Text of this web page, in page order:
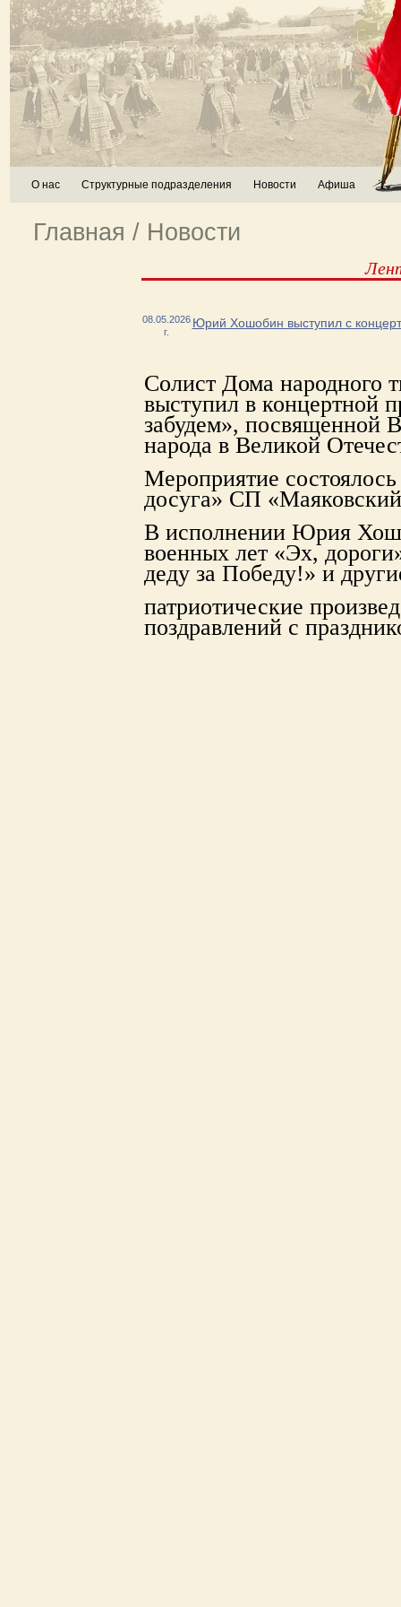
О нас Структурные подразделения Новости Афиша
Главная / Новости
08.05.2026
г.
Юрий Хошобин выступил с
Солист Дома народного
выступил в концертной
забудем», посвященной
народа в Великой
Мероприятие
досуга» СП
В исполнении Юрия
военных лет «Эх,
деду за Победу!» и
патриотические
поздравлений с